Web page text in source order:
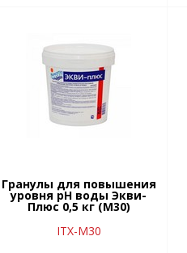
Гранулы для повышения
уровня рН воды Экви-
Плюс 0,5 кг (М30)
ITX-М30